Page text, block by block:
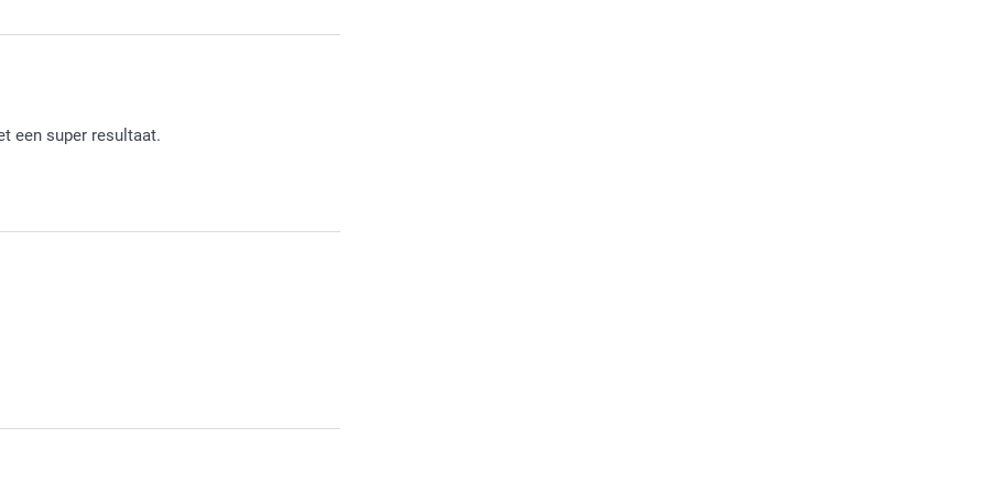
bent over je ontvangen foto op
een super resultaat.
naar tevredenheid hebt ontvangen. Heel
veel plezier van je aluminium foto!